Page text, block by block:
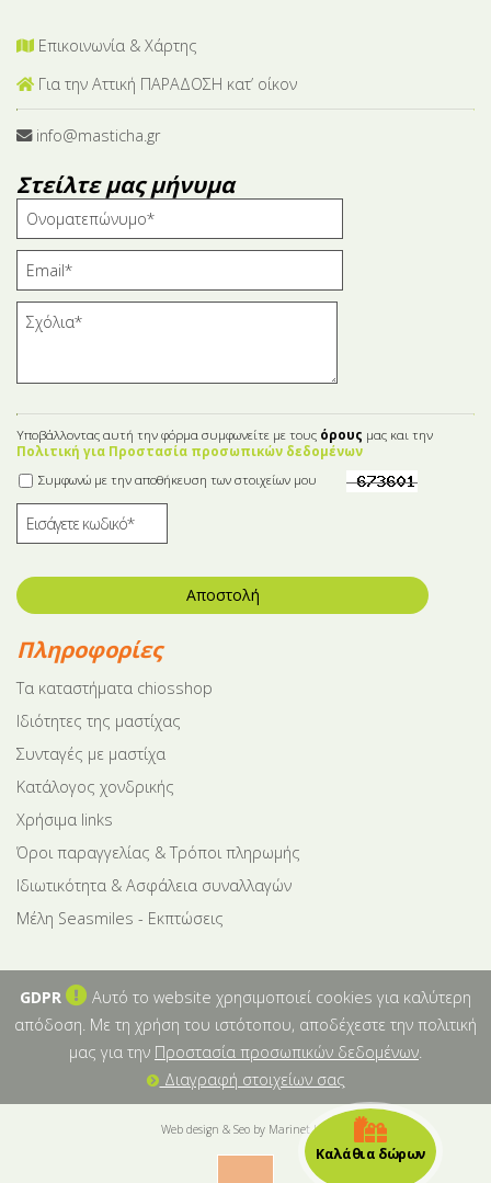
Επικοινωνία & Χάρτης
Για την Αττική ΠΑΡΑΔΟΣΗ κατ’ οίκον
info@masticha.gr
Στείλτε μας μήνυμα
Υποβάλλοντας αυτή την φόρμα συμφωνείτε με τους όρους μας και την
Πολιτική για Προστασία προσωπικών δεδομένων
Συμφωνώ με την αποθήκευση των στοιχείων μου
Αποστολή
Πληροφορίες
Tα καταστήματα chiosshop
Ιδιότητες της μαστίχας
Συνταγές με μαστίχα
Κατάλογος χονδρικής
Χρήσιμα links
Όροι παραγγελίας & Τρόποι πληρωμής
Ιδιωτικότητα & Ασφάλεια συναλλαγών
Μέλη Seasmiles - Εκπτώσεις
GDPR
Αυτό το website χρησιμοποιεί cookies για καλύτερη
απόδοση. Με τη χρήση του ιστότοπου, αποδέχεστε την πολιτική
μας για την Προστασία προσωπικών δεδομένων.
Διαγραφή στοιχείων σας
Web design & Seo by Marinet Ltd
Καλάθια δώρων